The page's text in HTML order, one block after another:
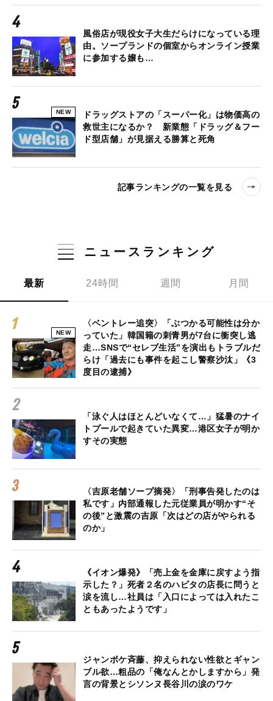
風俗店が現役女子大生だらけになっている理
由。ソープランドの個室からオンライン授業
に参加する嬢も…
NEW
ドラッグストアの「スーパー化」は物価高の
救世主になるか？ 新業態「ドラッグ＆フー
ド型店舗」が見据える勝算と死角
記事ランキングの一覧を見る
ニュースランキング
最新 24時間 週間 月間
NEW
〈ベントレー追突〉「ぶつかる可能性は分か
っていた」韓国籍の刺青男が7台に衝突し逃
走…SNSで“セレブ生活”を演出もトラブルだ
らけ「過去にも事件を起こし警察沙汰」《3
度目の逮捕》
「泳ぐ人はほとんどいなくて…」猛暑のナイ
トプールで起きていた異変…港区女子が明か
すその実態
〈吉原老舗ソープ摘発〉「刑事告発したのは
私です」内部通報した元従業員が明かす“そ
の後”と激震の吉原「次はどの店がやられる
のか」
《イオン爆発》「売上金を金庫に戻すよう指
示した？」死者２名のハビタの店長に問うと
涙を流し…社員は「入口によっては入れたこ
ともあったようです」
ジャンポケ斉藤、抑えられない性欲とギャン
ブル欲…粗品の「俺なんとかしますから」発
言の背景とシソンヌ長谷川の涙のワケ